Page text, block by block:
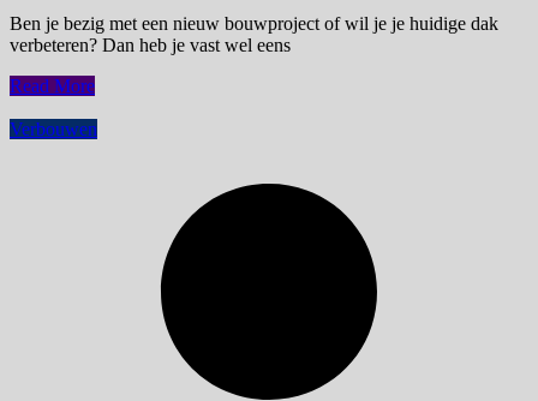
Ben je bezig met een nieuw bouwproject of wil je je huidige dak
verbeteren? Dan heb je vast wel eens
Read More
Verbouwen